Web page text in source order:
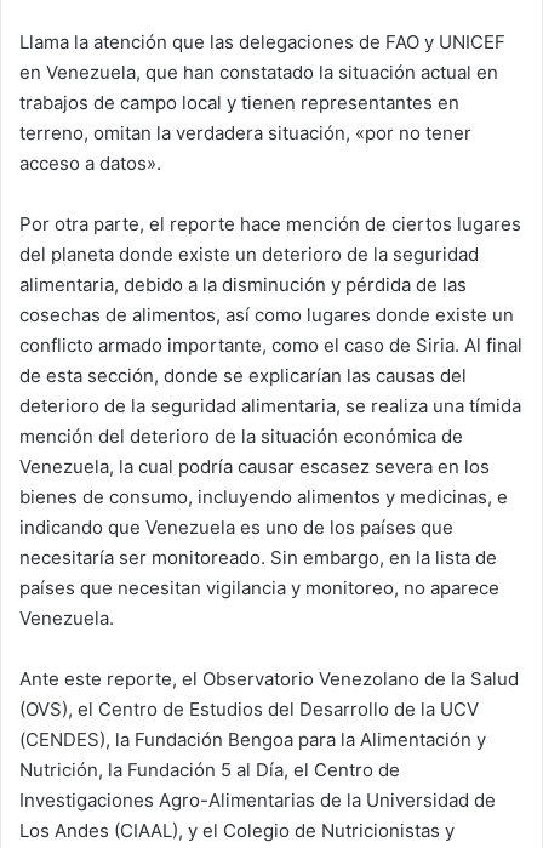
Llama la atención que las delegaciones de FAO y UNICEF
en Venezuela, que han constatado la situación actual en
trabajos de campo local y tienen representantes en
terreno, omitan la verdadera situación, «por no tener
acceso a datos».
Por otra parte, el reporte hace mención de ciertos lugares
del planeta donde existe un deterioro de la seguridad
alimentaria, debido a la disminución y pérdida de las
cosechas de alimentos, así como lugares donde existe un
conflicto armado importante, como el caso de Siria. Al final
de esta sección, donde se explicarían las causas del
deterioro de la seguridad alimentaria, se realiza una tímida
mención del deterioro de la situación económica de
Venezuela, la cual podría causar escasez severa en los
bienes de consumo, incluyendo alimentos y medicinas, e
indicando que Venezuela es uno de los países que
necesitaría ser monitoreado. Sin embargo, en la lista de
países que necesitan vigilancia y monitoreo, no aparece
Venezuela.
Ante este reporte, el Observatorio Venezolano de la Salud
(OVS), el Centro de Estudios del Desarrollo de la UCV
(CENDES), la Fundación Bengoa para la Alimentación y
Nutrición, la Fundación 5 al Día, el Centro de
Investigaciones Agro-Alimentarias de la Universidad de
Los Andes (CIAAL), y el Colegio de Nutricionistas y